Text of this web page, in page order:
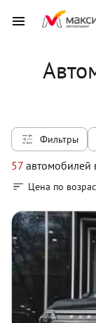
Фильтры
57 автомобилей
Цена по